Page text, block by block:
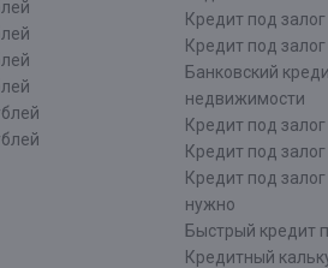
Кредит под
Кредит под
Банковский
недвижимости
Кредит под
Кредит под
Кредит под
нужно
Быстрый кредит
Кредитный